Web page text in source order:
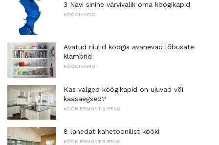
3 Navi sinine värvivalik oma köögikapid
KÖÖGIKAPID
Avatud riiulid köögis avanevad lõbusate
klambrid
KÖÖGIKAPID
Kas valged köögikapid on ujuvad või
kaasaegsed?
KÖÖK REMONT & RENO
8 lahedat kahetoonilist kööki
KÖÖK REMONT & RENO